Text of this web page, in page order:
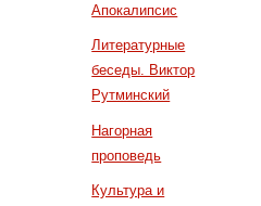
Апокалипсис
Литературные
беседы. Виктор
Рутминский
Нагорная
проповедь
Культура и